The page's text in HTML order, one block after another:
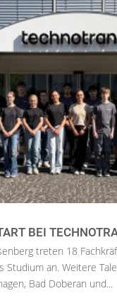
BEI
treten 18
Studium an. Weitere
Bad Doberan und...